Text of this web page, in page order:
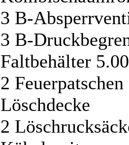
3 B-
3 B-
Faltbehälter
2 Feuerpatschen
Löschdecke
2